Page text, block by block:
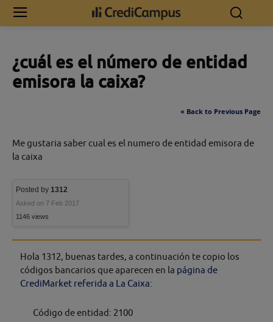
Inicio ¿cuál es el número de entidad emisora la caixa?
¿cuál es el número de entidad
emisora la caixa?
« Back to Previous Page
Me gustaria saber cual es el numero de entidad emisora de
la caixa
Posted by 1312
Asked on 7 Feb 2017
1146 views
Hola 1312, buenas tardes, a continuación te copio los
códigos bancarios que aparecen en la página de
CrediMarket referida a La Caixa:
Código de entidad: 2100